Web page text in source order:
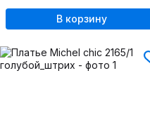
В корзину